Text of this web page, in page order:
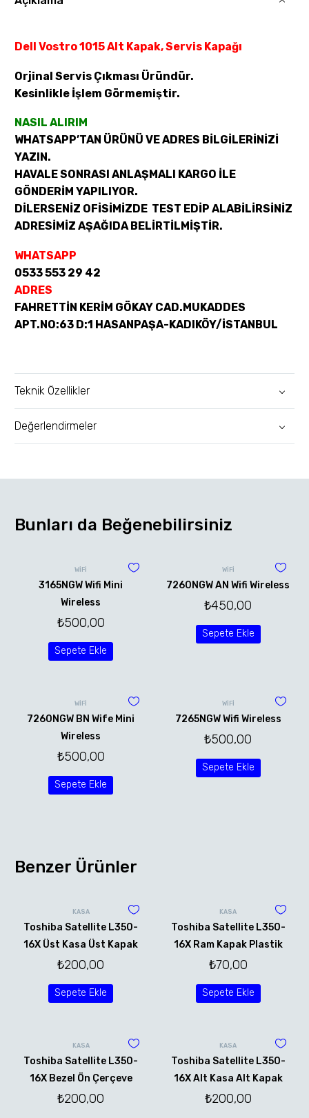
Dell Vostro 1015 Alt Kapak, Servis Kapağı
Orjinal Servis Çıkması Üründür.
Kesinlikle İşlem Görmemiştir.
NASIL ALIRIM
WHATSAPP’TAN ÜRÜNÜ VE ADRES BİLGİLERİNİZİ
YAZIN.
HAVALE SONRASI ANLAŞMALI KARGO İLE
GÖNDERİM YAPILIYOR.
DİLERSENİZ OFİSİMİZDE TEST EDİP ALABİLİRSİNİZ
ADRESİMİZ AŞAĞIDA BELİRTİLMİŞTİR.
WHATSAPP
0533 553 29 42
ADRES
FAHRETTİN KERİM GÖKAY CAD.MUKADDES
APT.NO:63 D:1 HASANPAŞA-KADIKÖY/İSTANBUL
Teknik Özellikler
Değerlendirmeler
Bunları da Beğenebilirsiniz
WİFİ
3165NGW Wifi Mini
Wireless
₺500,00
Sepete Ekle
WİFİ
7260NGW AN Wifi Wireless
₺450,00
Sepete Ekle
WİFİ
7260NGW BN Wife Mini
Wireless
₺500,00
Sepete Ekle
WİFİ
7265NGW Wifi Wireless
₺500,00
Sepete Ekle
Benzer Ürünler
KASA
Toshiba Satellite L350-
16X Üst Kasa Üst Kapak
₺200,00
Sepete Ekle
KASA
Toshiba Satellite L350-
16X Ram Kapak Plastik
₺70,00
Sepete Ekle
KASA
Toshiba Satellite L350-
16X Bezel Ön Çerçeve
₺200,00
KASA
Toshiba Satellite L350-
16X Alt Kasa Alt Kapak
₺200,00